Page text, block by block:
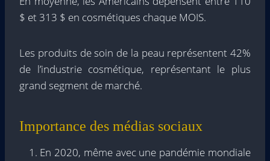
$ et 313 $ en cosmétiques chaque MOIS.
Les produits de soin de la peau représentent 42%
de l’industrie cosmétique, représentant le plus
grand segment de marché.
Importance des médias sociaux
En 2020, même avec une pandémie mondiale